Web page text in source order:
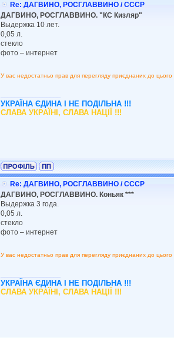
Re: ДАГВИНО, РОСГЛАВВИНО / СССР
ДАГВИНО, РОСГЛАВВИНО. "КС Кизляр"
Выдержка 10 лет.
0,05 л.
стекло
фото – интернет
У вас недостатньо прав для перегляду приєднаних до цього
УКРАЇНА ЄДИНА І НЕ ПОДІЛЬНА !!!
СЛАВА УКРАЇНІ, СЛАВА НАЦІЇ !!!
Re: ДАГВИНО, РОСГЛАВВИНО / СССР
ДАГВИНО, РОСГЛАВВИНО. Коньяк ***
Выдержка 3 года.
0,05 л.
стекло
фото – интернет
У вас недостатньо прав для перегляду приєднаних до цього
УКРАЇНА ЄДИНА І НЕ ПОДІЛЬНА !!!
СЛАВА УКРАЇНІ, СЛАВА НАЦІЇ !!!